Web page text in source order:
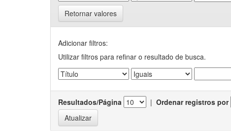
Retornar valores
Adicionar filtros:
Utilizar filtros para refinar o resultado de busca.
Resultados/Página | Ordenar registros por